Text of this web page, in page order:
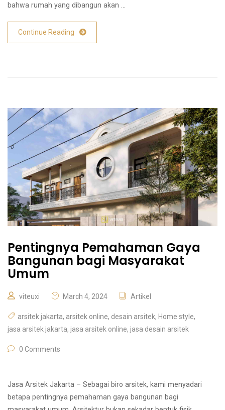
bahwa rumah yang dibangun akan …
Continue Reading
Pentingnya Pemahaman Gaya
Bangunan bagi Masyarakat
Umum
viteuxi March 4, 2024 Artikel
arsitek jakarta, arsitek online, desain arsitek, Home style,
jasa arsitek jakarta, jasa arsitek online, jasa desain arsitek
0 Comments
Jasa Arsitek Jakarta – Sebagai biro arsitek, kami menyadari
betapa pentingnya pemahaman gaya bangunan bagi